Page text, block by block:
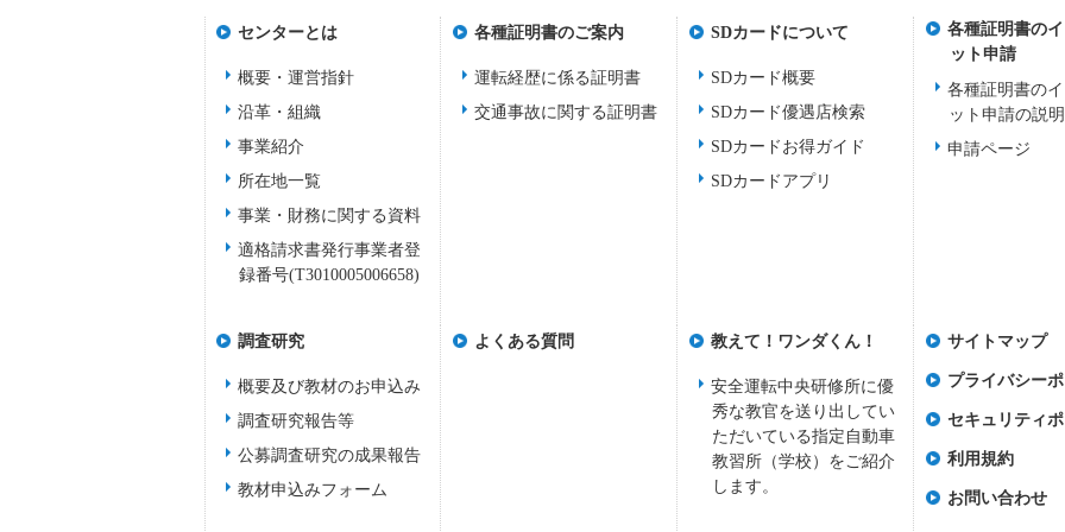
センターとは
概要・運営指針
沿革・組織
事業紹介
所在地一覧
事業・財務に関する資料
適格請求書発行事業者登
録番号(T3010005006658)
各種証明書のご案内
運転経歴に係る証明書
交通事故に関する証明書
SDカードについて
SDカード概要
SDカード優遇店検索
SDカードお得ガイド
SDカードアプリ
各種証明書の
ット申請
各種証明書の
ット申請の説明
申請ページ
調査研究
概要及び教材のお申込み
調査研究報告等
公募調査研究の成果報告
教材申込みフォーム
よくある質問 教えて！ワンダくん！
安全運転中央研修所に優
秀な教官を送り出してい
ただいている指定自動車
教習所（学校）をご紹介
します。
サイトマップ
プライバシー
セキュリティ
利用規約
お問い合わせ